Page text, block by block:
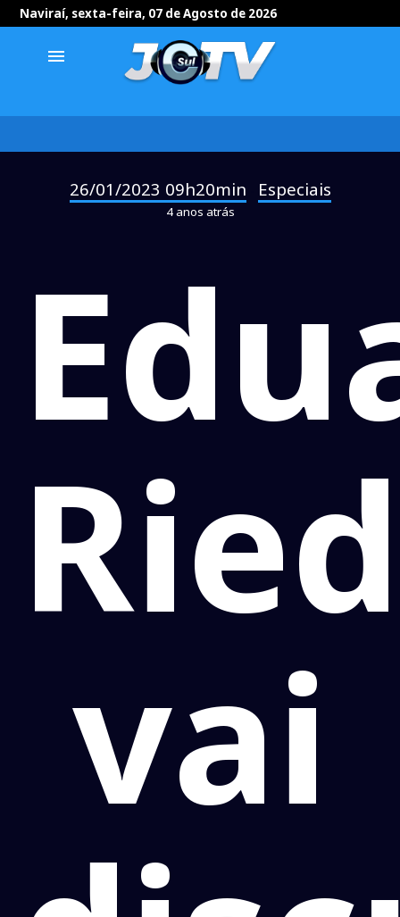
Naviraí, sexta-feira, 07 de Agosto de 2026
menu
26/01/2023 09h20min Especiais
4 anos atrás
vai